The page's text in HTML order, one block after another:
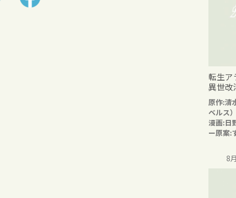
転生ア
異世改
原作:清
ベルス）
漫画:日
ー原案:
8